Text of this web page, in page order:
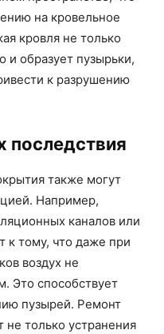
на кровельное
кровля не только
и образует пузырьки,
к разрушению
последствия
также могут
Например,
каналов или
к тому, что даже при
воздух не
Это способствует
пузырей. Ремонт
не только устранения